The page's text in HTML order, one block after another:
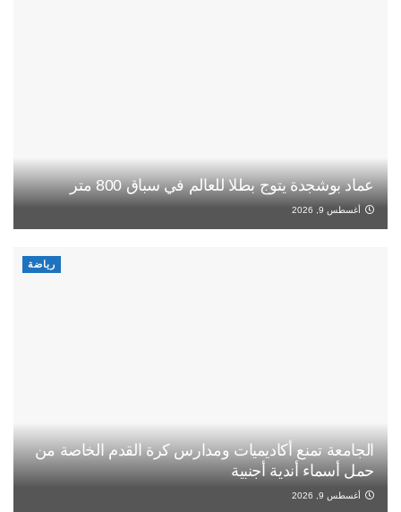
عماد بوشجدة يتوج بطلا للعالم في سباق 800 متر
أغسطس 9, 2026
رياضة
الجامعة تمنع أكاديميات ومدارس كرة القدم الخاصة من
حمل أسماء أندية أجنبية
أغسطس 9, 2026